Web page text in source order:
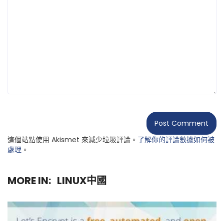
這個站點使用 Akismet 來減少垃圾評論。 了解你的評論數據如何被
處理 。
MORE IN: LINUX中國